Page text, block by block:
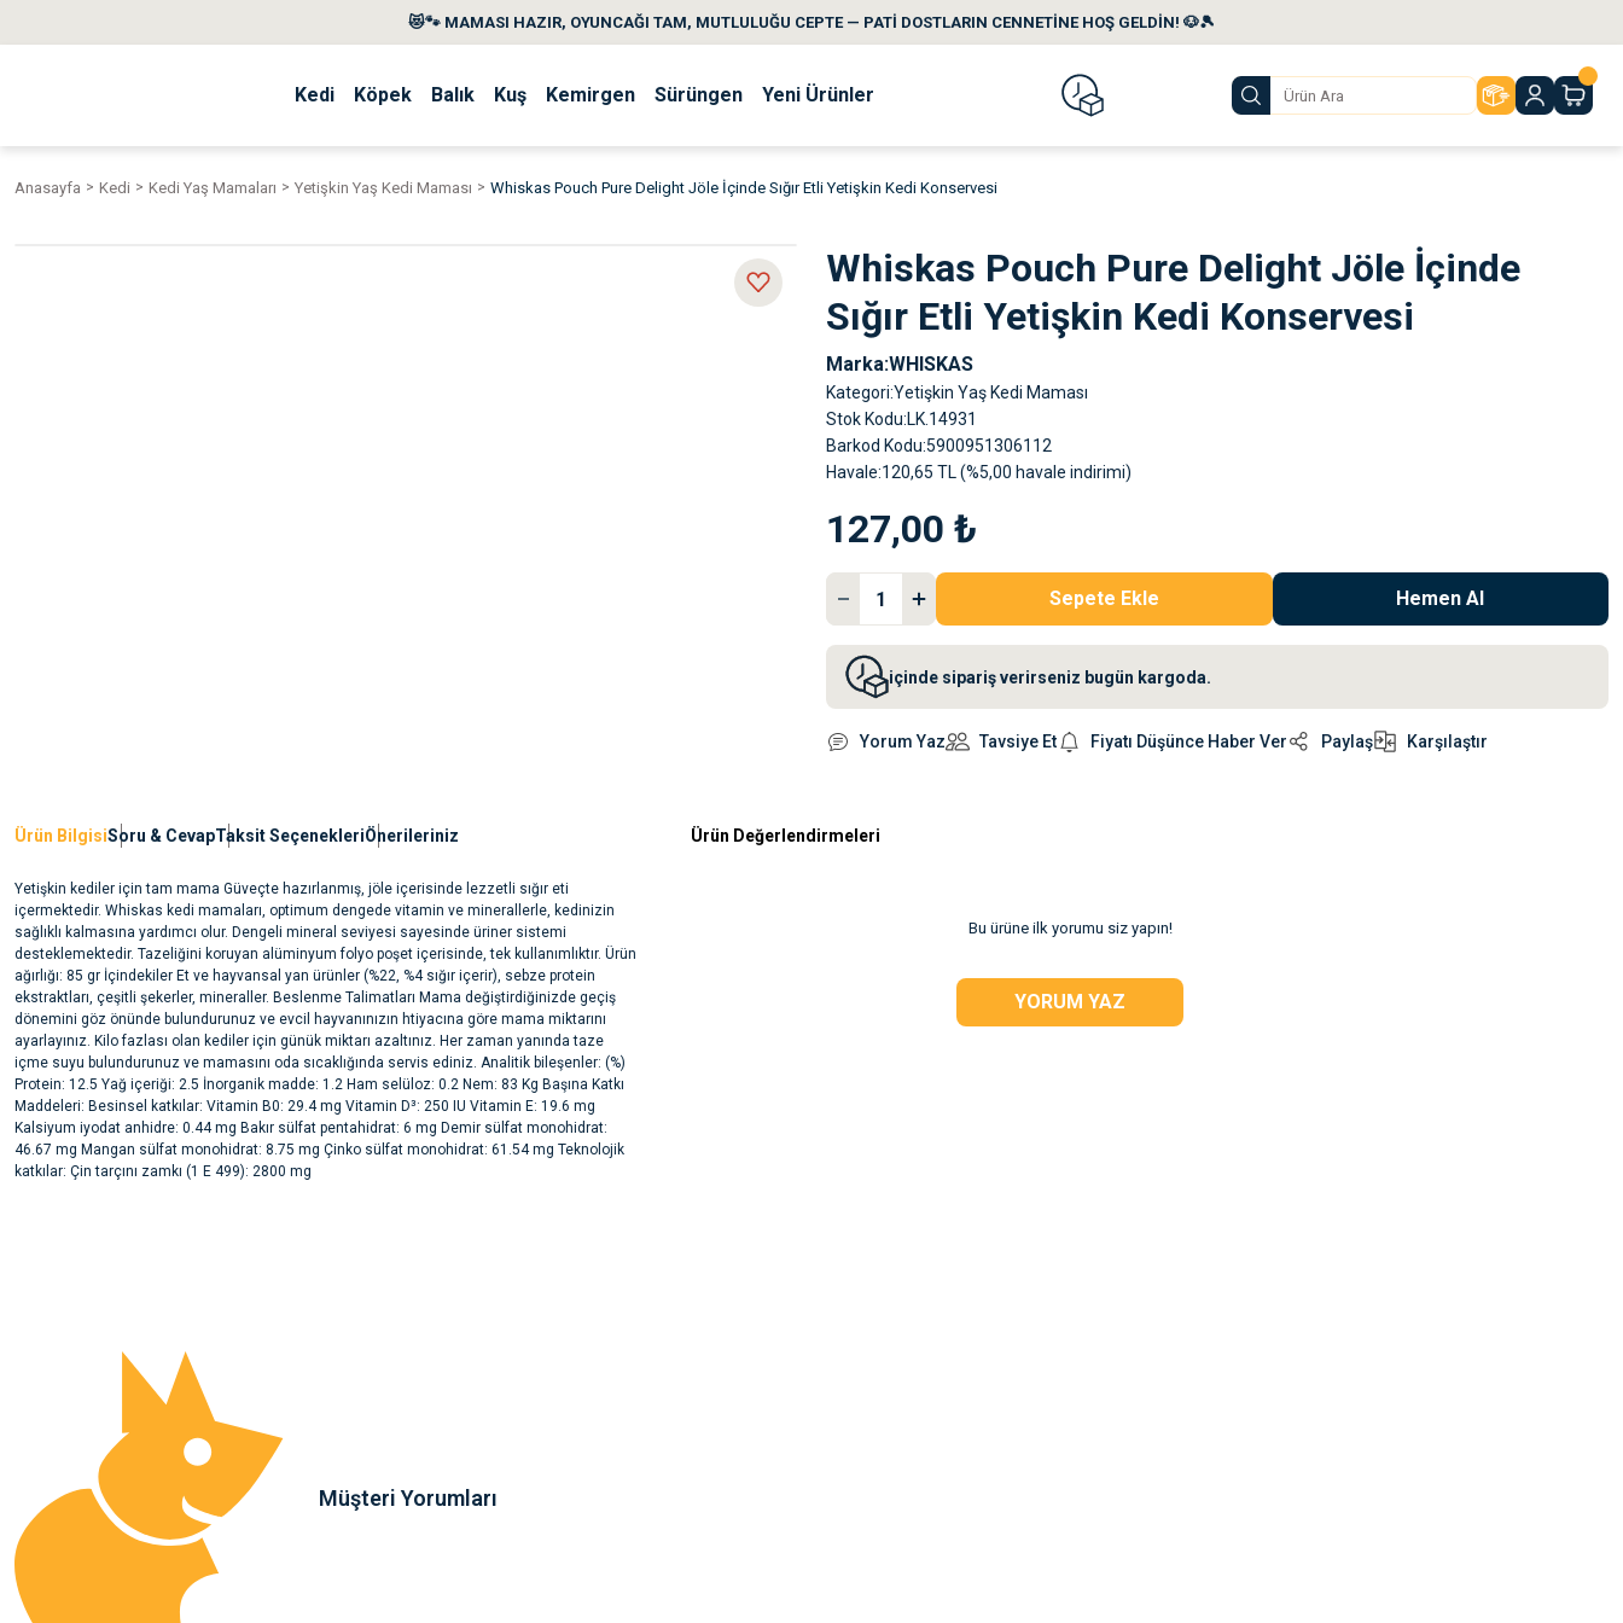
😻🐾 MAMASI HAZIR, OYUNCAĞI TAM, MUTLULUĞU CEPTE — PATİ DOSTLARIN CENNETİNE HOŞ GELDİN! 🐶🎾
Kedi Köpek Balık Kuş Kemirgen Sürüngen Yeni Ürünler
Anasayfa Kedi Kedi Yaş Mamaları Yetişkin Yaş Kedi Maması Whiskas Pouch Pure Delight Jöle İçinde Sığır Etli Yetişkin Kedi Konservesi
Whiskas Pouch Pure Delight Jöle İçinde
Sığır Etli Yetişkin Kedi Konservesi
Marka WHISKAS
Kategori Yetişkin Yaş Kedi Maması
Stok Kodu LK.14931
Barkod Kodu 5900951306112
Havale 120,65 TL (%5,00 havale indirimi)
127,00 ₺
Sepete Ekle Hemen Al
içinde sipariş verirseniz bugün kargoda.
Yorum Yaz Tavsiye Et Fiyatı Düşünce Haber Ver Paylaş Karşılaştır
Ürün BilgisiSoru & CevapTaksit SeçenekleriÖnerileriniz
Yetişkin kediler için tam mama Güveçte hazırlanmış, jöle içerisinde lezzetli sığır eti
içermektedir. Whiskas kedi mamaları, optimum dengede vitamin ve minerallerle, kedinizin
sağlıklı kalmasına yardımcı olur. Dengeli mineral seviyesi sayesinde üriner sistemi
desteklemektedir. Tazeliğini koruyan alüminyum folyo poşet içerisinde, tek kullanımlıktır. Ürün
ağırlığı: 85 gr İçindekiler Et ve hayvansal yan ürünler (%22, %4 sığır içerir), sebze protein
ekstraktları, çeşitli şekerler, mineraller. Beslenme Talimatları Mama değiştirdiğinizde geçiş
dönemini göz önünde bulundurunuz ve evcil hayvanınızın htiyacına göre mama miktarını
ayarlayınız. Kilo fazlası olan kediler için günük miktarı azaltınız. Her zaman yanında taze
içme suyu bulundurunuz ve mamasını oda sıcaklığında servis ediniz. Analitik bileşenler: (%)
Protein: 12.5 Yağ içeriği: 2.5 İnorganik madde: 1.2 Ham selüloz: 0.2 Nem: 83 Kg Başına Katkı
Maddeleri: Besinsel katkılar: Vitamin B0: 29.4 mg Vitamin D³: 250 IU Vitamin E: 19.6 mg
Kalsiyum iyodat anhidre: 0.44 mg Bakır sülfat pentahidrat: 6 mg Demir sülfat monohidrat:
46.67 mg Mangan sülfat monohidrat: 8.75 mg Çinko sülfat monohidrat: 61.54 mg Teknolojik
katkılar: Çin tarçını zamkı (1 E 499): 2800 mg
Ürün bilgilerinde hatalar bulunuyor.
Ürün fiyatı diğer sitelerden daha pahalı.
Bu ürüne benzer farklı alternatifler olmalı.
Ürün Değerlendirmeleri
Bu ürüne ilk yorumu siz yapın!
YORUM YAZ
Müşteri Yorumları